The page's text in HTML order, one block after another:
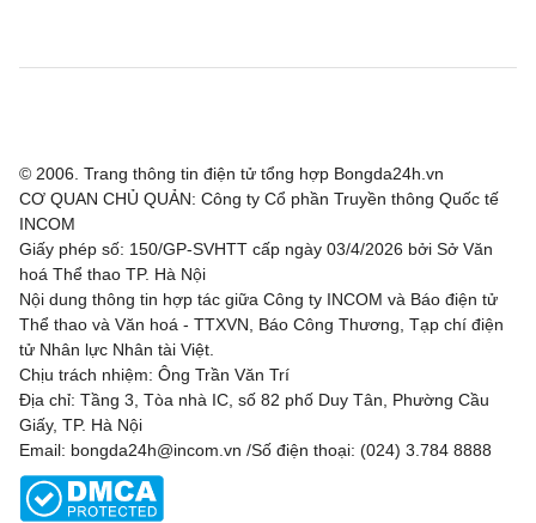
Tre Fiori 1 - 4 Drita
Carabao Cup, Hôm nay - 07/08
Bristol City 0 - 1 Walsall
Concacaf League Cup, Hôm nay - 07/08
New York City FC
Cruz Azul
© 2006. Trang thông tin điện tử tổng hợp Bongda24h.vn
CƠ QUAN CHỦ QUẢN: Công ty Cổ phần Truyền thông Quốc tế
INCOM
Giấy phép số: 150/GP-SVHTT cấp ngày 03/4/2026 bởi Sở Văn
hoá Thể thao TP. Hà Nội
Nội dung thông tin hợp tác giữa Công ty INCOM và Báo điện tử
Thể thao và Văn hoá - TTXVN, Báo Công Thương, Tạp chí điện
tử Nhân lực Nhân tài Việt.
Chịu trách nhiệm: Ông Trần Văn Trí
Địa chỉ: Tầng 3, Tòa nhà IC, số 82 phố Duy Tân, Phường Cầu
Giấy, TP. Hà Nội
Email: bongda24h@incom.vn /Số điện thoại: (024) 3.784 8888